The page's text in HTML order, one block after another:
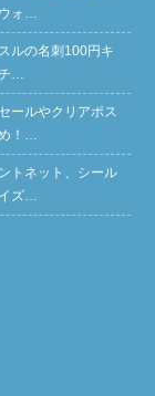
ォ…
ルの名刺100円キ
…
ールやクリアポス
！…
トネット、シール
ズ…